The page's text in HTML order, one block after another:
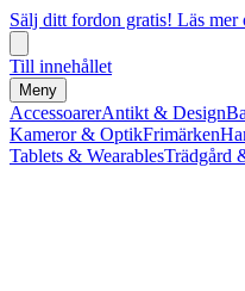
Sälj ditt fordon gratis! Läs mer
Till innehållet
Meny
AccessoarerAntikt & Design
Kameror & OptikFrimärken
Tablets & WearablesTrädgård